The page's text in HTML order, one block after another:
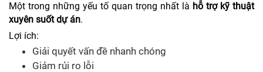
Một trong những yếu tố quan trọng nhất là hỗ trợ kỹ thuật
xuyên suốt dự án.
Lợi ích:
Giải quyết vấn đề nhanh chóng
Giảm rủi ro lỗi